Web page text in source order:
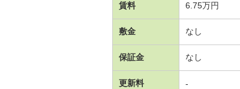
賃料 6.75万円
敷金 なし
保証金 なし
更新料 -